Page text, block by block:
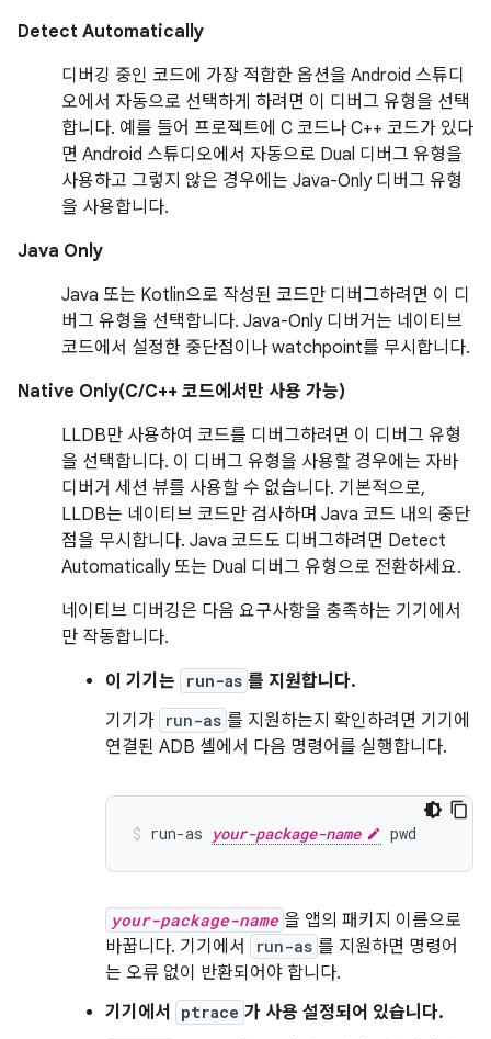
Detect Automatically
디버깅 중인 코드에 가장 적합한 옵션을 Android 스튜디
오에서 자동으로 선택하게 하려면 이 디버그 유형을 선택
합니다. 예를 들어 프로젝트에 C 코드나 C++ 코드가 있다
면 Android 스튜디오에서 자동으로 Dual 디버그 유형을
사용하고 그렇지 않은 경우에는 Java-Only 디버그 유형
을 사용합니다.
Java Only
Java 또는 Kotlin으로 작성된 코드만 디버그하려면 이 디
버그 유형을 선택합니다. Java-Only 디버거는 네이티브
코드에서 설정한 중단점이나 watchpoint를 무시합니다.
Native Only(C/C++ 코드에서만 사용 가능)
LLDB만 사용하여 코드를 디버그하려면 이 디버그 유형
을 선택합니다. 이 디버그 유형을 사용할 경우에는 자바
디버거 세션 뷰를 사용할 수 없습니다. 기본적으로,
LLDB는 네이티브 코드만 검사하며 Java 코드 내의 중단
점을 무시합니다. Java 코드도 디버그하려면 Detect
Automatically 또는 Dual 디버그 유형으로 전환하세요.
네이티브 디버깅은 다음 요구사항을 충족하는 기기에서
만 작동합니다.
이 기기는
run-as 를 지원합니다.
기기가 run-as 를 지원하는지 확인하려면 기기에
연결된 ADB 셸에서 다음 명령어를 실행합니다.
run-as your-package-name
your-package-name 을 앱의 패키지 이름으로
바꿉니다. 기기에서
run-as 를 지원하면 명령어
는 오류 없이 반환되어야 합니다.
기기에서
ptrace 가 사용 설정되어 있습니다.